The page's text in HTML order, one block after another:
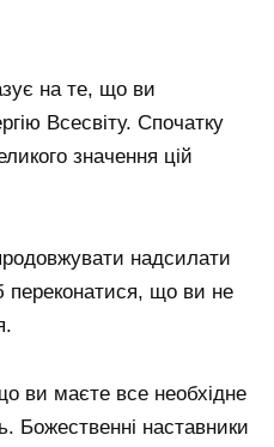
на те, що ви
Всесвіту. Спочатку
значення цій
надсилати
переконатися, що ви не
ви маєте все необхідне
Божественні наставники